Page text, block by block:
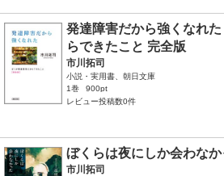
発達障害だから強くなれ
らできたこと 完全版
市川拓司
小説・実用書、朝日文庫
1巻
900pt
レビュー投稿数0件
ぼくらは夜にしか会わなか
市川拓司